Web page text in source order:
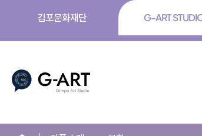
김포문화재단 G-ART
G-ART